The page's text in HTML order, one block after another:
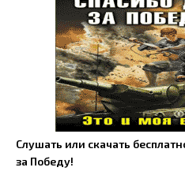
Слушать или скачать
за Победу!